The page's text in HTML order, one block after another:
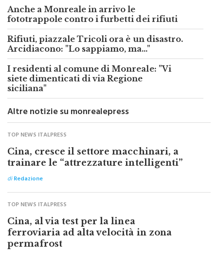
Anche a Monreale in arrivo le
fototrappole contro i furbetti dei rifiuti
Rifiuti, piazzale Tricoli ora è un disastro.
Arcidiacono: "Lo sappiamo, ma..."
I residenti al comune di Monreale: "Vi
siete dimenticati di via Regione
siciliana"
Altre notizie su monrealepress
TOP NEWS ITALPRESS
Cina, cresce il settore macchinari, a
trainare le “attrezzature intelligenti”
diRedazione
TOP NEWS ITALPRESS
Cina, al via test per la linea
ferroviaria ad alta velocità in zona
permafrost